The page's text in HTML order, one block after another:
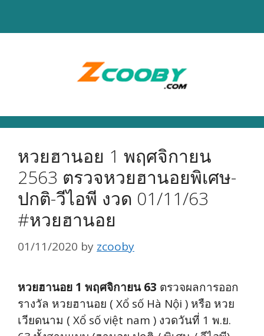
หวยฮานอย 1 พฤศจิกายน
2563 ตรวจหวยฮานอยพิเศษ-
ปกติ-วีไอพี งวด 01/11/63
#หวยฮานอย
01/11/2020 by zcooby
หวยฮานอย 1 พฤศจิกายน 63 ตรวจผลการออก
รางวัล หวยฮานอย ( Xổ số Hà Nội ) หรือ หวย
เวียดนาม ( Xổ số việt nam ) งวดวันที่ 1 พ.ย.